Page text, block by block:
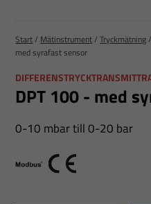
Start/ Mätinstrument/Tryckmätning/
med syrafast sensor
DPT 100 - med
0-10 mbar till 0-20 bar
ModbusCE